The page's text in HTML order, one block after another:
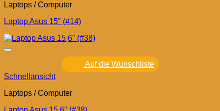
Laptops / Computer
Laptop Asus 15″ (#14)
Auf die Wunschliste
Schnellansicht
Laptops / Computer